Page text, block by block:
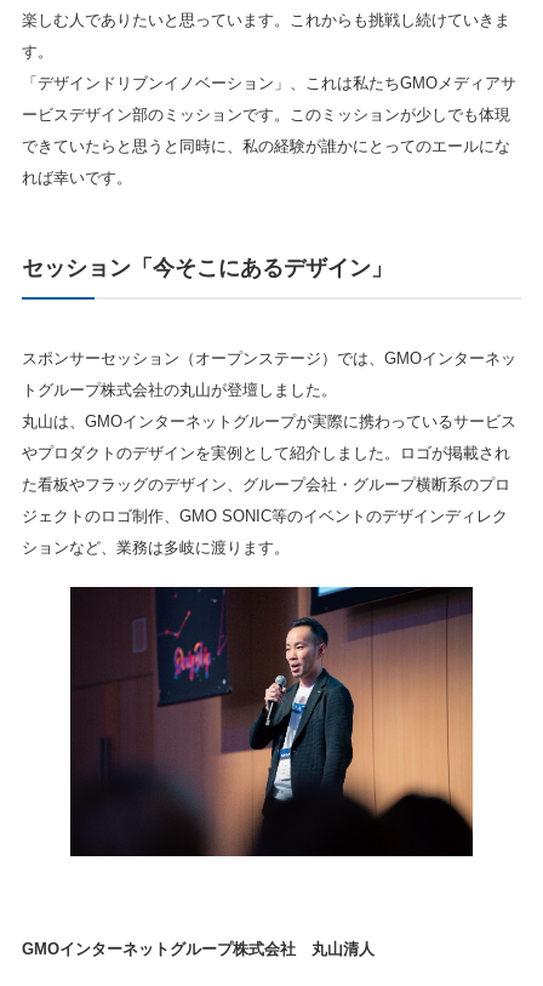
楽しむ人でありたいと思っています。これからも挑戦し続けていきま
す。
「デザインドリブンイノベーション」、これは私たちGMOメディアサ
ービスデザイン部のミッションです。このミッションが少しでも体現
できていたらと思うと同時に、私の経験が誰かにとってのエールにな
れば幸いです。
セッション「 今そこにあるデザイン」
スポンサーセッション（オープンステージ）では、GMOインターネッ
トグループ株式会社の丸山が登壇しました。
丸山は、GMOインターネットグループが実際に携わっているサービス
やプロダクトのデザインを実例として紹介しました。ロゴが掲載され
た看板やフラッグのデザイン、グループ会社・グループ横断系のプロ
ジェクトのロゴ制作、GMO SONIC等のイベントのデザインディレク
ションなど、業務は多岐に渡ります。
GMOインターネットグループ株式会社 丸山清人